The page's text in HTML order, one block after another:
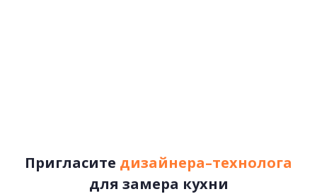
Пригласите дизайнера–технолога
для замера кухни